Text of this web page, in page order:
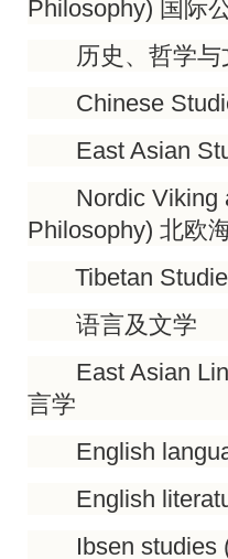
Philosophy) 国际
历史、哲学与
Chinese
East Asian
Nordic Viking
Philosophy) 北欧
Tibetan
语言及文学
East Asian
言学
English
English
Ibsen studies